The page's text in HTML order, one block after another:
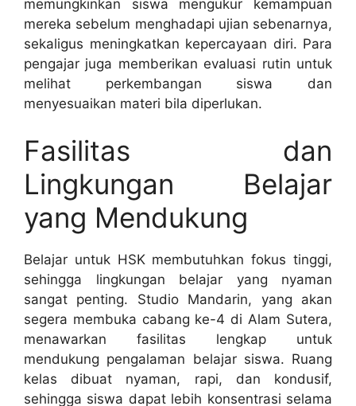
memungkinkan siswa mengukur kemampuan
mereka sebelum menghadapi ujian sebenarnya,
sekaligus meningkatkan kepercayaan diri. Para
pengajar juga memberikan evaluasi rutin untuk
melihat perkembangan siswa dan
menyesuaikan materi bila diperlukan.
Fasilitas dan
Lingkungan Belajar
yang Mendukung
Belajar untuk HSK membutuhkan fokus tinggi,
sehingga lingkungan belajar yang nyaman
sangat penting. Studio Mandarin, yang akan
segera membuka cabang ke-4 di Alam Sutera,
menawarkan fasilitas lengkap untuk
mendukung pengalaman belajar siswa. Ruang
kelas dibuat nyaman, rapi, dan kondusif,
sehingga siswa dapat lebih konsentrasi selama